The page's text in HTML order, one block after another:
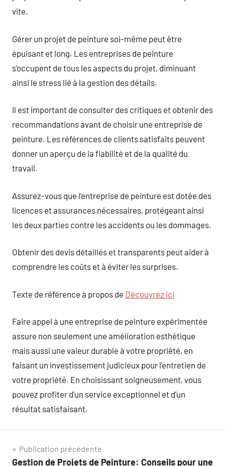
vite.
Gérer un projet de peinture soi-même peut être
épuisant et long. Les entreprises de peinture
s’occupent de tous les aspects du projet, diminuant
ainsi le stress lié à la gestion des détails.
Il est important de consulter des critiques et obtenir des
recommandations avant de choisir une entreprise de
peinture. Les références de clients satisfaits peuvent
donner un aperçu de la fiabilité et de la qualité du
travail.
Assurez-vous que l’entreprise de peinture est dotée des
licences et assurances nécessaires, protégeant ainsi
les deux parties contre les accidents ou les dommages.
Obtenir des devis détaillés et transparents peut aider à
comprendre les coûts et à éviter les surprises.
Texte de référence à propos de Découvrez ici
Faire appel à une entreprise de peinture expérimentée
assure non seulement une amélioration esthétique
mais aussi une valeur durable à votre propriété, en
faisant un investissement judicieux pour l’entretien de
votre propriété. En choisissant soigneusement, vous
pouvez profiter d’un service exceptionnel et d’un
résultat satisfaisant.
Navigation
Publication précédente
Gestion de Projets de Peinture: Conseils pour une